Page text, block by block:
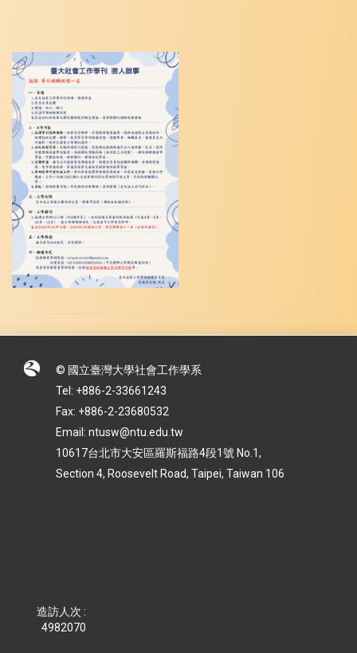
© 國立臺灣大學社會工作學系
Tel: +886-2-33661243
Fax: +886-2-23680532
Email: ntusw@ntu.edu.tw
10617台北市大安區羅斯福路4段1號 No.1,
Section 4, Roosevelt Road, Taipei, Taiwan 106
造訪人次 :
4982070